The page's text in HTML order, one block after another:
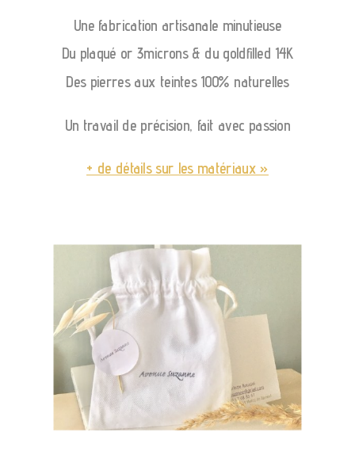
Une fabrication artisanale minutieuse
Du plaqué or 3microns & du goldfilled 14K
Des pierres aux teintes 100% naturelles
Un travail de précision, fait avec passion
+ de détails sur les matériaux »